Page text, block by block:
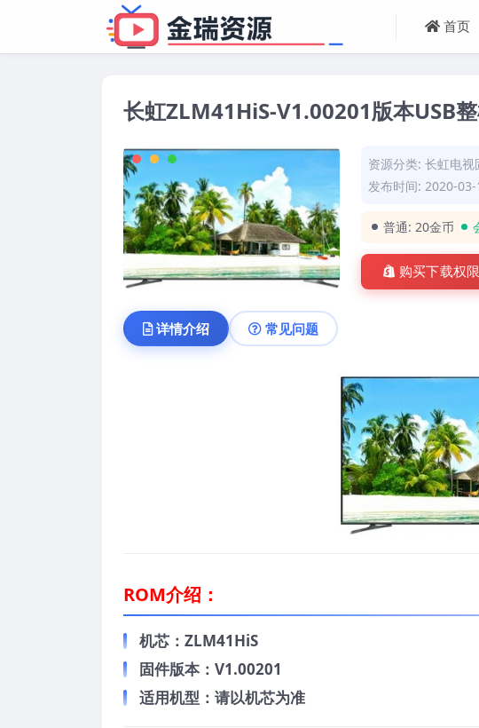
首页
长虹ZLM41HiS-V1.00201版本USB
资源分类:长虹电视
发布时间: 2020-
普通:20金币
购买下载权限
详情介绍 常见问题
ROM介绍：
机芯：ZLM41HiS
固件版本：V1.00201
适用机型：请以机芯为准